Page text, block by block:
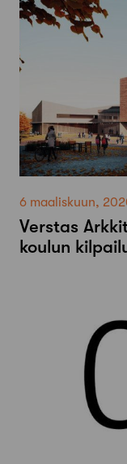
6 maaliskuun,
Verstas
koulun